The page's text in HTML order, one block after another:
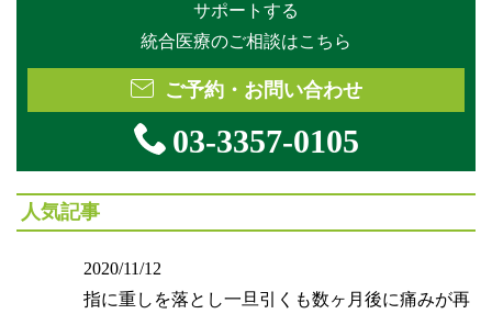
サポートする
統合医療のご相談はこちら
ご予約・お問い合わせ
03-3357-0105
人気記事
2020/11/12
指に重しを落とし一旦引くも数ヶ月後に痛みが再